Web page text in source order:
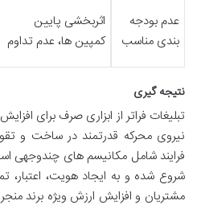
عدم بودجه
بندی مناسب
اثربخشی پایین
کمپین ها، عدم تداوم
نتیجه گیری
تبلیغات فراتر از ابزاری صرف برای
نیروی محرکه قدرتمند در ساخت و
فرایند شامل مکانیسم های چندوجهی
شروع شده و به ایجاد هویت، اعتبار،
مشتریان و افزایش ارزش ویژه برند